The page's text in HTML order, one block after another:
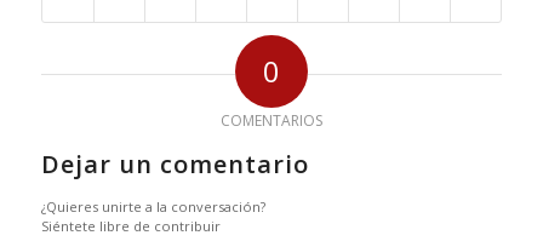
0
COMENTARIOS
Dejar un comentario
¿Quieres unirte a la conversación?
Siéntete libre de contribuir